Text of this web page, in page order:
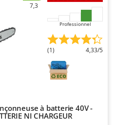
7,3
Professionnel
(1) 4,33/5
à batterie 40V -
NI CHARGEUR